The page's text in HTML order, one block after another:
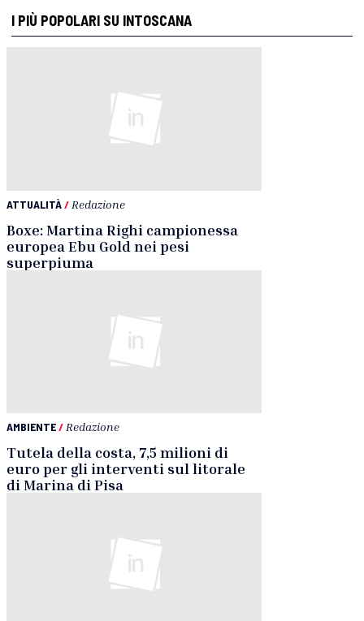
I PIÙ POPOLARI SU INTOSCANA
ATTUALITÀ/ Redazione
Boxe: Martina Righi campionessa
europea Ebu Gold nei pesi
superpiuma
AMBIENTE/ Redazione
Tutela della costa, 7,5 milioni di
euro per gli interventi sul litorale
di Marina di Pisa